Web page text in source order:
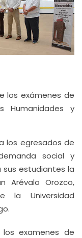
los exámenes de
y
los egresados de
social y
estudiantes la
Arévalo Orozco,
la Universidad
examenes de